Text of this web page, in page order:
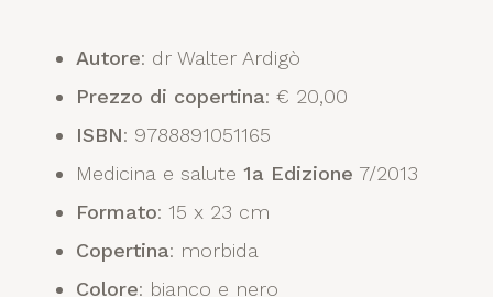
Autore: dr Walter Ardigò
Prezzo di copertina: € 20,00
ISBN: 9788891051165
Medicina e salute 1a Edizione 7/2013
Formato: 15 x 23 cm
Copertina: morbida
Colore: bianco e nero